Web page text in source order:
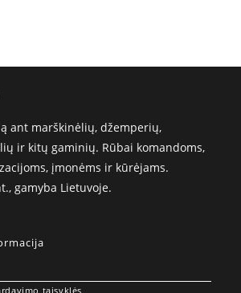
ant marškinėlių, džemperių,
ir kitų gaminių. Rūbai komandoms,
įmonėms ir kūrėjams.
gamyba Lietuvoje.
taisyklės